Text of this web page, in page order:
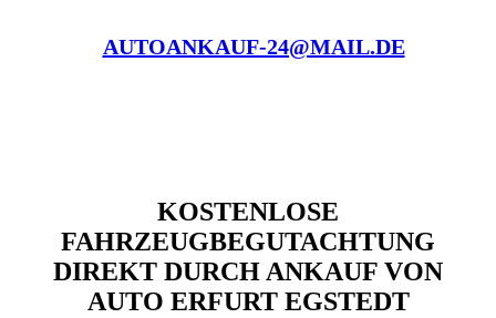
AUTOANKAUF-24@MAIL.DE
KOSTENLOSE
FAHRZEUGBEGUTACHTUNG
DIREKT DURCH ANKAUF VON
AUTO ERFURT EGSTEDT